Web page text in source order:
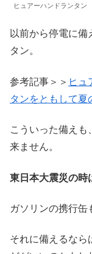
ヒュアーハンドランタン
以前から停電に備
タン。
参考記事＞＞ ヒュ
タンをともして夏
こういった備えも
来ません。
東日本大震災の時
ガソリンの携行缶
それに備えるなら